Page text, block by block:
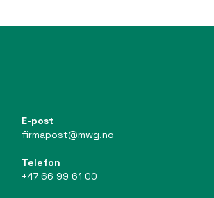
E-post
firmapost@mwg.no
Telefon
+47 66 99 61 00